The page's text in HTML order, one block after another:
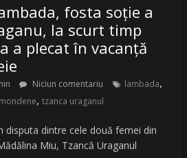
fosta soție a
la scurt timp
a plecat în vacanță
Niciun comentariu lambada,
, tzanca uraganul
disputa dintre cele două femei din
Miu, Tzancă Uraganul